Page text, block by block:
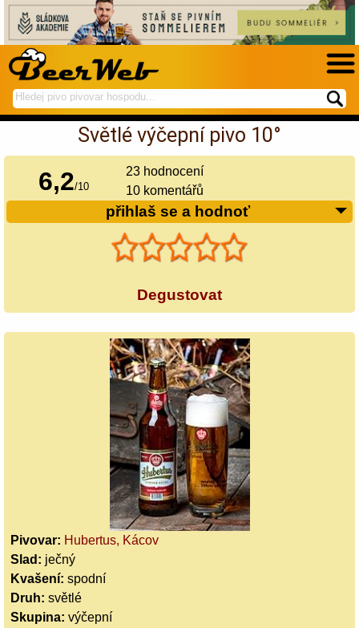
hledej
na
spustí
hledání
Světlé výčepní pivo 10°
6,2/10
23 hodnocení
10 komentářů
přihlaš se a hodnoť
Degustovat
Pivovar: Hubertus, Kácov
Slad: ječný
Kvašení: spodní
Druh: světlé
Skupina: výčepní